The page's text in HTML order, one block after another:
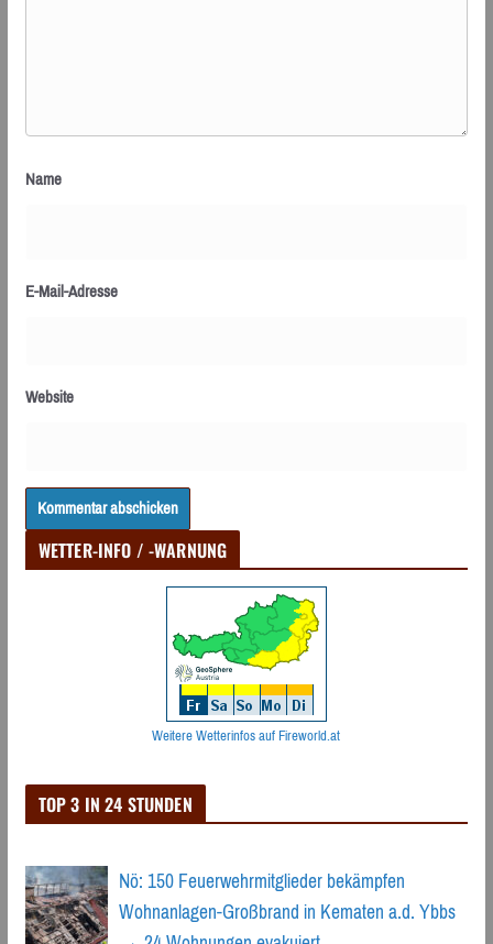
Name
E-Mail-Adresse
Website
WETTER-INFO / -WARNUNG
Weitere Wetterinfos auf Fireworld.at
TOP 3 IN 24 STUNDEN
Nö: 150 Feuerwehrmitglieder bekämpfen
Wohnanlagen-Großbrand in Kematen a.d. Ybbs